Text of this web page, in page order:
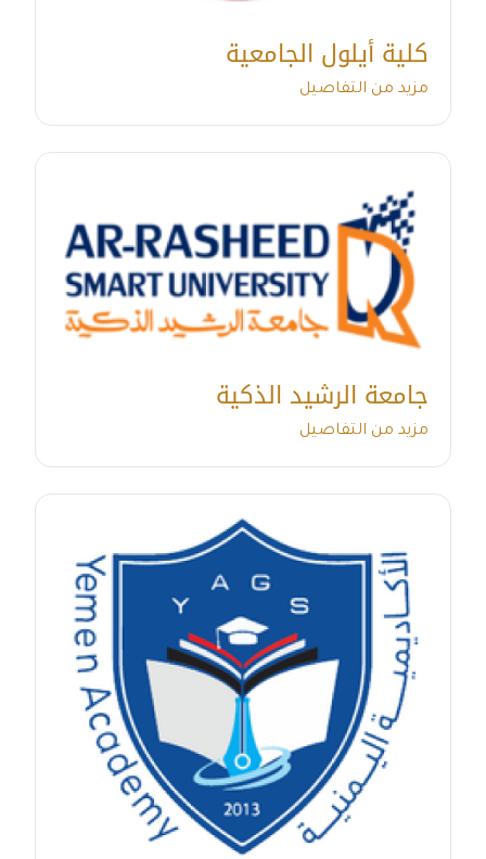
كلية أيلول الجامعية
مزيد من التفاصيل
جامعة الرشيد الذكية
مزيد من التفاصيل